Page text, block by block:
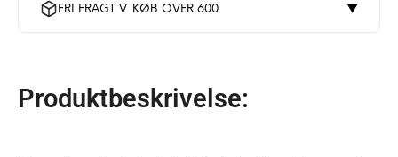
FRI FRAGT V. KØB OVER 600 ▼
Produktbeskrivelse: